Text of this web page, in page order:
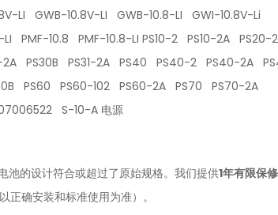
LI GWB-10.8V-LI GWB-10.8-LI GWI-10.8V-Li
PMF-10.8 PMF-10.8-LI PS10-2 PS10-2A PS20-
2A PS30B PS31-2A PS40 PS40-2 PS40-2A
PS60 PS60-102 PS60-2A PS70 PS70-2A
S-10-A 电源
池的设计符合或超过了原始规格。我们提供1年有限保修
正确安装和标准使用为准）。